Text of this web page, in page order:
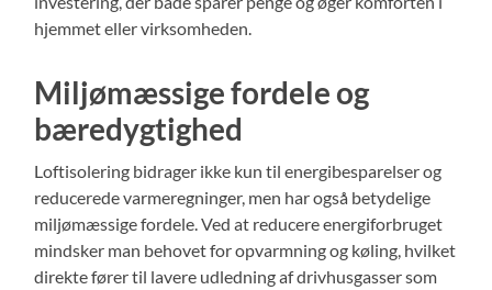
hjemmet eller virksomheden.
Miljømæssige fordele og
bæredygtighed
Loftisolering bidrager ikke kun til energibesparelser og
reducerede varmeregninger, men har også betydelige
miljømæssige fordele. Ved at reducere energiforbruget
mindsker man behovet for opvarmning og køling, hvilket
direkte fører til lavere udledning af drivhusgasser som